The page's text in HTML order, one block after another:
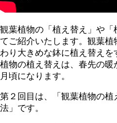
観葉植物の「植え替え」や
てご紹介いたします。観葉植
わり大きめな鉢に植え替え
植物の植え替えは、春先の
月頃になります。
第２回目は、「観葉植物の
法」です。